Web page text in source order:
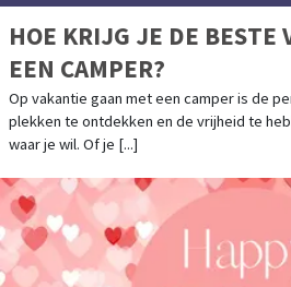
HOE KRIJG JE DE BESTE
EEN CAMPER?
Op vakantie gaan met een camper is de
plekken te ontdekken en de vrijheid te
waar je wil. Of je [...]